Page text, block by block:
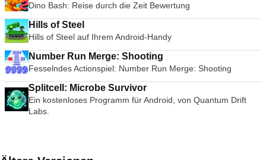
Dino Bash: Reise durch die Zeit Bewertung
Hills of Steel
Hills of Steel auf Ihrem Android-Handy
Number Run Merge: Shooting
Fesselndes Actionspiel: Number Run Merge: Shooting
Splitcell: Microbe Survivor
Ein kostenloses Programm für Android, von Quantum Drift
Labs.